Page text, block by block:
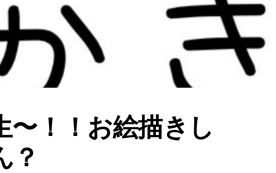
〜！！お絵描きし
？